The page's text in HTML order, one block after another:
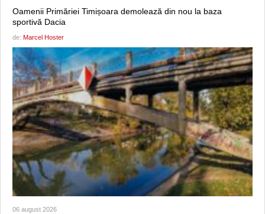
Oamenii Primăriei Timișoara demolează din nou la baza
sportivă Dacia
de: Marcel Hoster
06 august 2026